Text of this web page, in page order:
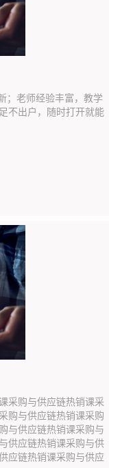
；老师经验丰富，教学
不出户，随时打开就能
采购与供应链热销课采
购与供应链热销课采购
与供应链热销课采购与
供应链热销课采购与供
应链热销课采购与供应